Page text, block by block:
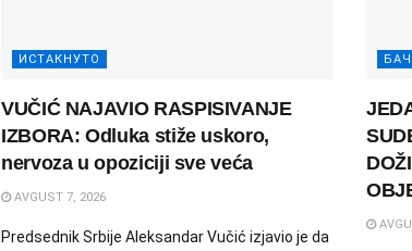
ИСТАКНУТО
VUČIĆ NAJAVIO RASPISIVANJE
IZBORA: Odluka stiže uskoro,
nervoza u opoziciji sve veća
AVGUST 7, 2026
Predsednik Srbije Aleksandar Vučić izjavio je da